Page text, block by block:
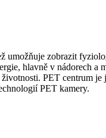
umožňuje zobrazit
hlavně v nádorech
PET centrum
PET kamery.